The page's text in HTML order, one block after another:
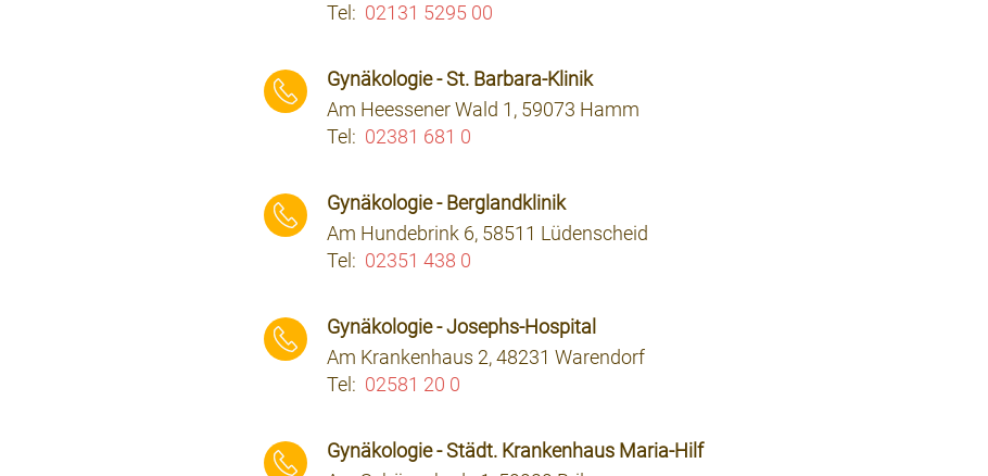
Tel: 02131 5295 00
Gynäkologie - St. Barbara-Klinik
Am Heessener Wald 1, 59073 Hamm
Tel: 02381 681 0
Gynäkologie - Berglandklinik
Am Hundebrink 6, 58511 Lüdenscheid
Tel: 02351 438 0
Gynäkologie - Josephs-Hospital
Am Krankenhaus 2, 48231 Warendorf
Tel: 02581 20 0
Gynäkologie - Städt. Krankenhaus Maria-Hilf